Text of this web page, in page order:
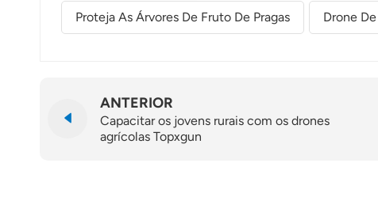
Proteja As Árvores De Fruto De Pragas Drone
ANTERIOR
Capacitar os jovens rurais com os drones
agrícolas Topxgun